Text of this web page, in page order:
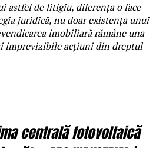
astfel de litigiu, diferența o face
juridică, nu doar existența unui
imobiliară rămâne una
imprevizibile acțiuni din dreptul
centrală fotovoltaică